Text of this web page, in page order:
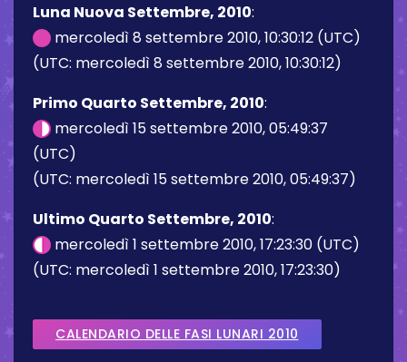
Luna Nuova Settembre, 2010:
mercoledì 8 settembre 2010, 10:30:12 (UTC)
(UTC: mercoledì 8 settembre 2010, 10:30:12)
Primo Quarto Settembre, 2010:
mercoledì 15 settembre 2010, 05:49:37
(UTC)
(UTC: mercoledì 15 settembre 2010, 05:49:37)
Ultimo Quarto Settembre, 2010:
mercoledì 1 settembre 2010, 17:23:30 (UTC)
(UTC: mercoledì 1 settembre 2010, 17:23:30)
CALENDARIO DELLE FASI LUNARI 2010